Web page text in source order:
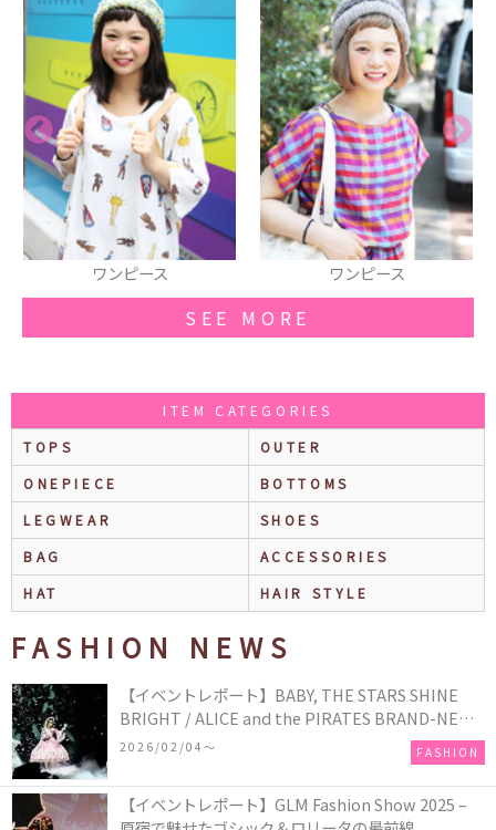
ワンピース シューズ
SEE MORE
ITEM CATEGORIES
TOPS
OUTER
ONEPIECE
BOTTOMS
LEGWEAR
SHOES
BAG
ACCESSORIES
HAT
HAIR STYLE
FASHION NEWS
【イベントレポート】BABY, THE STARS SHINE
BRIGHT / ALICE and the PIRATES BRAND-NEW
COLLECTION in TOKYO
2026/02/04〜 FASHION
【イベントレポート】GLM Fashion Show 2025 –